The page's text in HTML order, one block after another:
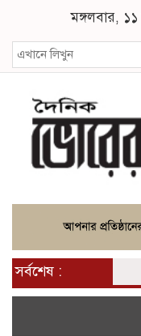
মঙ্গলবার,
সর্বশেষ :